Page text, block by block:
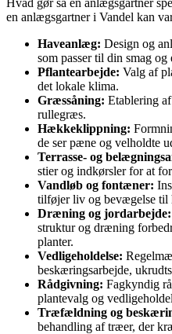
en anlægsgartner i Vandel kan
Haveanlæg: Design og
som passer til din smag og
Pflantearbejde: Valg af
det lokale klima.
Græssåning: Etablering
rullegræs.
Hækkeklippning:
de ser pæne og velholdte
Terrasse- og
stier og indkørsler for at
Vandløb og fontæner:
tilføjer liv og bevægelse til
Dræning og jordarbejde:
struktur og dræning
planter.
Vedligeholdelse:
beskæringsarbejde,
Rådgivning: Fagkyndig
plantevalg og
Træfældning og
behandling af træer, der